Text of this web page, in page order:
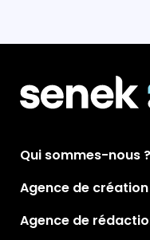
Qui sommes-nous ?
Agence de
Agence de